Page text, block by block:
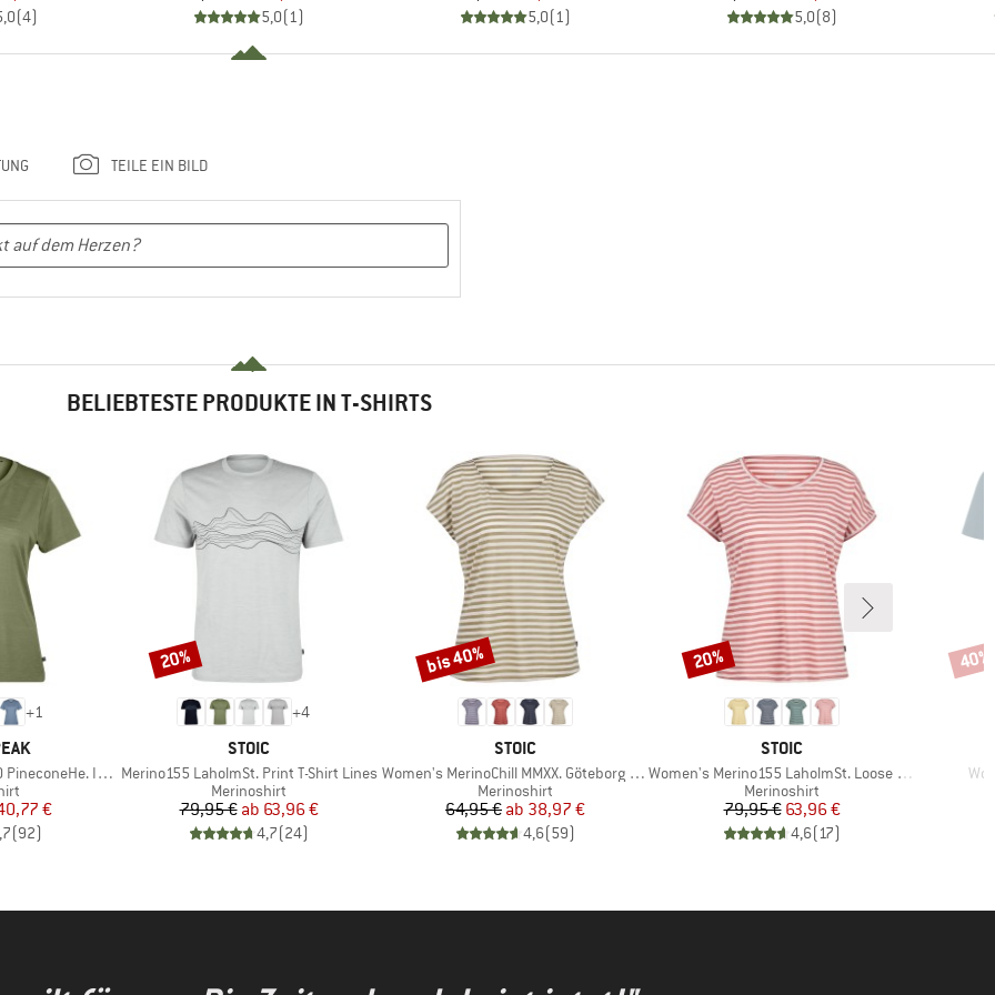
(4) 5,0(1) 5,0(1) 5,0(8)
TEILE EIN BILD
BELIEBTESTE PRODUKTE IN T-SHIRTS
+1
II T-Shirt
Preis
€
(92)
+4
MARKE
STOIC
Artikel
Merino155 LaholmSt. Print T-Shirt Lines
Produktgruppe
Merinoshirt
Preis
79,95 € reduzierter Preis
ab 63,96 €
4,7(24)
Rabatt
20%
MARKE
STOIC
Artikel
Women's MerinoChill MMXX. Göteborg Loose Tee St
Produktgruppe
Merinoshirt
Preis
64,95 € reduzierter Preis
ab 38,97 €
4,6(59)
Rabatt
bis 40%
MARKE
STOIC
Artikel
Women's Merino155 LaholmSt. Loose Shirt Striped
Produktgruppe
Merinoshirt
Preis
79,95 €reduzierter Preis
63,96 €
4,6(17)
Rabatt
20% 40%